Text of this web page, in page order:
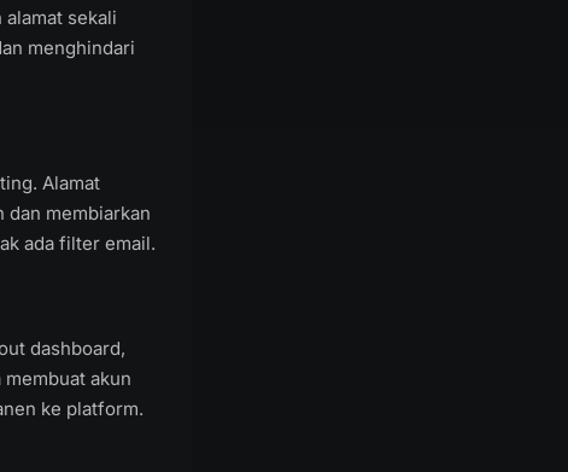
sekali
menghindari
Alamat
dan membiarkan
ada filter email.
dashboard,
akun
ke platform.